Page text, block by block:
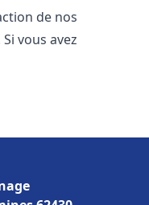
de nos
vous avez